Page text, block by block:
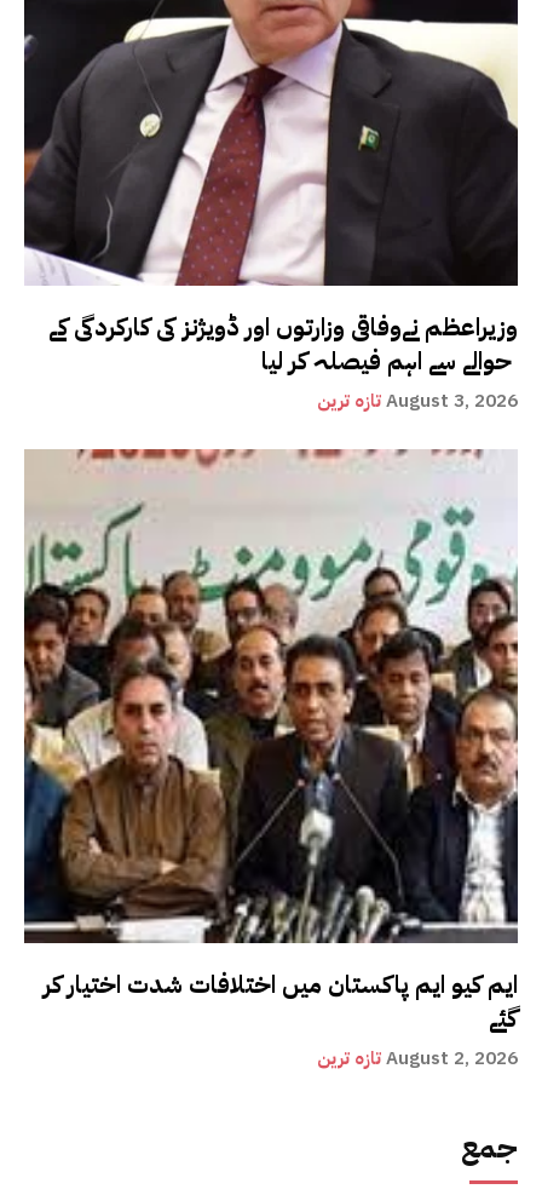
وزیراعظم نےوفاقی وزارتوں اور ڈویژنز کی کارکردگی کے
تازہ ترینAugust 3, 2026
ایم کیو ایم پاکستان میں اختلافات شدت اختیار کر
گئے
تازہ ترینAugust 2, 2026
جمع